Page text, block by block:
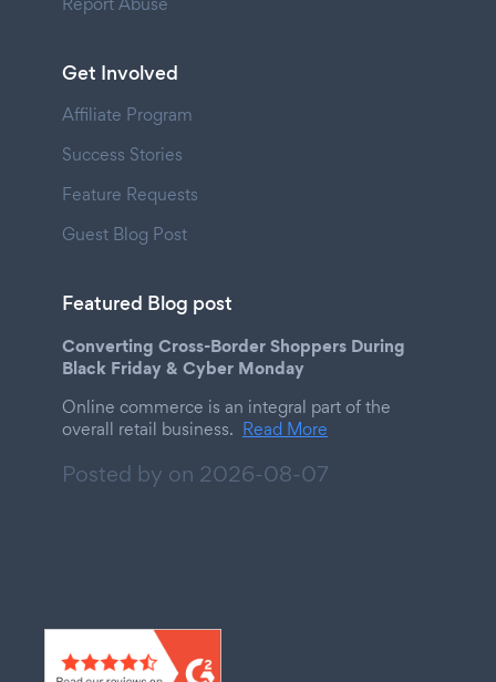
Get Involved
Affiliate Program
Success Stories
Feature Requests
Guest Blog Post
Featured Blog post
Converting Cross-Border Shoppers During
Black Friday & Cyber Monday
Online commerce is an integral part of the
overall retail business. Read More
Posted by on 2026-08-07